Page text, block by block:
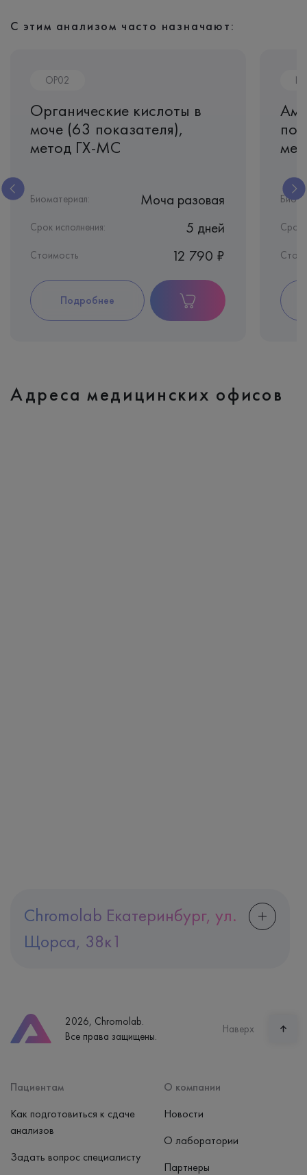
С этим анализом часто назначают:
OP02
Органические кислоты в
моче (63 показателя),
метод ГХ-МС
Биоматериал: Моча разовая
Срок исполнения: 5 дней
Стоимость 12 790 ₽
Подробнее
Срок
Chromolab Екатеринбург, ул.
Щорса, 38к1
Часы работы
пн-вс: 7:30-15:00
Адреса медицинских офисов
2026, Chromolab.
Все права защищены.
Наверх
Пациентам
Как подготовиться к сдаче
анализов
Задать вопрос специалисту
О компании
Новости
О лаборатории
Партнеры